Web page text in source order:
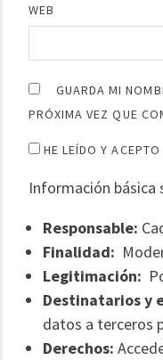
WEB
GUARDA MI
PRÓXIMA VEZ QUE
HE LEÍDO Y
Información básica
Responsable:
Finalidad:
Legitimación:
Destinatarios y
datos a terceros
Derechos: